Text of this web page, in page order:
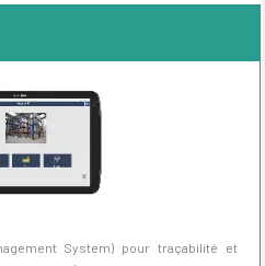
en entrepôt, picking voice,
terminaux Zebra, Honeywell,
System) pour traçabilité et